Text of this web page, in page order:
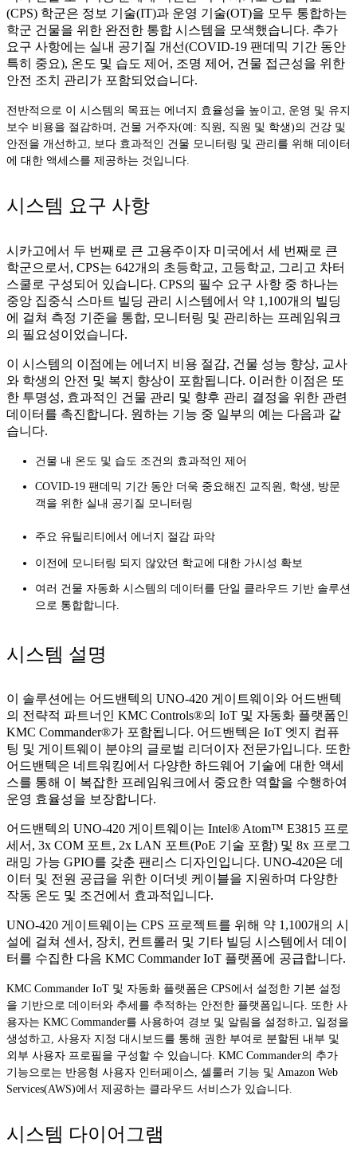
(CPS) 학군은 정보 기술(IT)과 운영 기술(OT)을 모두 통합하는
학군 건물을 위한 완전한 통합 시스템을 모색했습니다. 추가
요구 사항에는 실내 공기질 개선(COVID-19 팬데믹 기간 동안
특히 중요), 온도 및 습도 제어, 조명 제어, 건물 접근성을 위한
안전 조치 관리가 포함되었습니다.
전반적으로 이 시스템의 목표는 에너지 효율성을 높이고, 운영 및 유지
보수 비용을 절감하며, 건물 거주자(예: 직원, 직원 및 학생)의 건강 및
안전을 개선하고, 보다 효과적인 건물 모니터링 및 관리를 위해 데이터
에 대한 액세스를 제공하는 것입니다.
시스템 요구 사항
시카고에서 두 번째로 큰 고용주이자 미국에서 세 번째로 큰
학군으로서, CPS는 642개의 초등학교, 고등학교, 그리고 차터
스쿨로 구성되어 있습니다. CPS의 필수 요구 사항 중 하나는
중앙 집중식 스마트 빌딩 관리 시스템에서 약 1,100개의 빌딩
에 걸쳐 측정 기준을 통합, 모니터링 및 관리하는 프레임워크
의 필요성이었습니다.
이 시스템의 이점에는 에너지 비용 절감, 건물 성능 향상, 교사
와 학생의 안전 및 복지 향상이 포함됩니다. 이러한 이점은 또
한 투명성, 효과적인 건물 관리 및 향후 관리 결정을 위한 관련
데이터를 촉진합니다. 원하는 기능 중 일부의 예는 다음과 같
습니다.
건물 내 온도 및 습도 조건의 효과적인 제어
COVID-19 팬데믹 기간 동안 더욱 중요해진 교직원, 학생, 방문
객을 위한 실내 공기질 모니터링
주요 유틸리티에서 에너지 절감 파악
이전에 모니터링 되지 않았던 학교에 대한 가시성 확보
여러 건물 자동화 시스템의 데이터를 단일 클라우드 기반 솔루션
으로 통합합니다.
시스템 설명
이 솔루션에는 어드밴텍의 UNO-420 게이트웨이와 어드밴텍
의 전략적 파트너인 KMC Controls®의 IoT 및 자동화 플랫폼인
KMC Commander®가 포함됩니다. 어드밴텍은 IoT 엣지 컴퓨
팅 및 게이트웨이 분야의 글로벌 리더이자 전문가입니다. 또한
어드밴텍은 네트워킹에서 다양한 하드웨어 기술에 대한 액세
스를 통해 이 복잡한 프레임워크에서 중요한 역할을 수행하여
운영 효율성을 보장합니다.
어드밴텍의 UNO-420 게이트웨이는 Intel® Atom™ E3815 프로
세서, 3x COM 포트, 2x LAN 포트(PoE 기술 포함) 및 8x 프로그
래밍 가능 GPIO를 갖춘 팬리스 디자인입니다. UNO-420은 데
이터 및 전원 공급을 위한 이더넷 케이블을 지원하며 다양한
작동 온도 및 조건에서 효과적입니다.
UNO-420 게이트웨이는 CPS 프로젝트를 위해 약 1,100개의 시
설에 걸쳐 센서, 장치, 컨트롤러 및 기타 빌딩 시스템에서 데이
터를 수집한 다음 KMC Commander IoT 플랫폼에 공급합니다.
KMC Commander IoT 및 자동화 플랫폼은 CPS에서 설정한 기본 설정
을 기반으로 데이터와 추세를 추적하는 안전한 플랫폼입니다. 또한 사
용자는 KMC Commander를 사용하여 경보 및 알림을 설정하고, 일정을
생성하고, 사용자 지정 대시보드를 통해 권한 부여로 분할된 내부 및
외부 사용자 프로필을 구성할 수 있습니다. KMC Commander의 추가
기능으로는 반응형 사용자 인터페이스, 셀룰러 기능 및 Amazon Web
Services(AWS)에서 제공하는 클라우드 서비스가 있습니다.
시스템 다이어그램